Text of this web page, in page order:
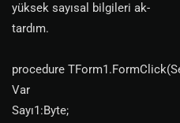
yüksek sayısal bilgileri ak-
tardım.
procedure
Var
Sayı1:Byte;